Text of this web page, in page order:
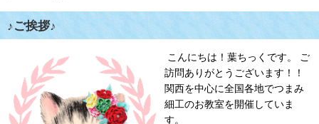
♪ご挨拶♪
こんにちは！葉ちっくです。 ご
訪問ありがとうございます！！
関西を中心に全国各地でつまみ
細工のお教室を開催していま
す。